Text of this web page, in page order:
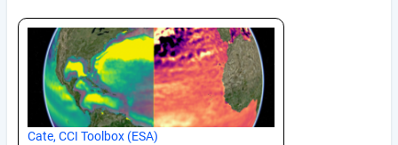
Cate, CCI Toolbox (ESA)